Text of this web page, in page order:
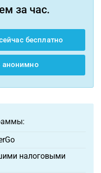
за час.
бесплатно
анонимно
налоговыми